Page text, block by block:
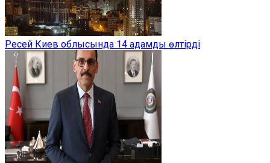
Ресей Киев облысында 14 адамды өлтірді